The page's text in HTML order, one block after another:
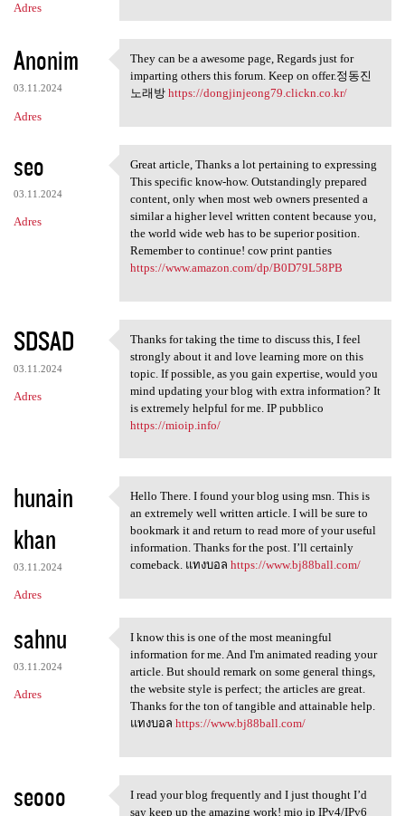
Adres
Anonim
03.11.2024
Adres
They can be a awesome page,
They can be a awesome page, Regards just for
imparting others this forum. Keep on offer.정동진
노래방 https://dongjinjeong79.clickn.co.kr/
seo
03.11.2024
Adres
Great article, Thanks a lot
Great article, Thanks a lot pertaining to expressing
This specific know-how. Outstandingly prepared
content, only when most web owners presented a
similar a higher level written content because you,
the world wide web has to be superior position.
Remember to continue! cow print panties
https://www.amazon.com/dp/B0D79L58PB
SDSAD
03.11.2024
Adres
Thanks for taking the time to
Thanks for taking the time to discuss this, I feel
strongly about it and love learning more on this
topic. If possible, as you gain expertise, would you
mind updating your blog with extra information? It
is extremely helpful for me. IP pubblico
https://mioip.info/
hunain
khan
03.11.2024
Adres
Hello There. I found your
Hello There. I found your blog using msn. This is
an extremely well written article. I will be sure to
bookmark it and return to read more of your useful
information. Thanks for the post. I’ll certainly
comeback. แทงบอล https://www.bj88ball.com/
sahnu
03.11.2024
Adres
I know this is one of the
I know this is one of the most meaningful
information for me. And I'm animated reading your
article. But should remark on some general things,
the website style is perfect; the articles are great.
Thanks for the ton of tangible and attainable help.
แทงบอล https://www.bj88ball.com/
seooo
I read your blog frequently
I read your blog frequently and I just thought I’d
say keep up the amazing work! mio ip IPv4/IPv6